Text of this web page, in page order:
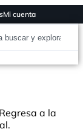
Mi cuenta
a la